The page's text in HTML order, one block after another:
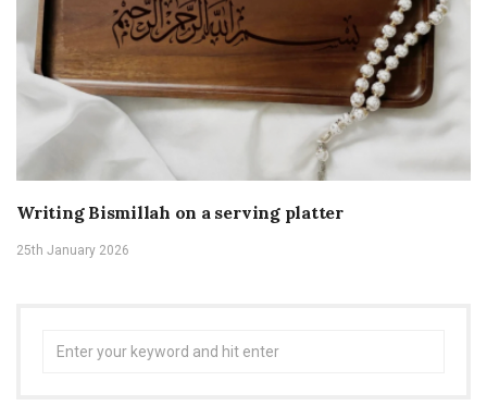
Writing Bismillah on a serving platter
25th January 2026